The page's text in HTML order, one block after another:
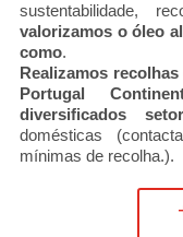
sustentabilidade,
valorizamos o óleo
como.
Realizamos
Portugal
diversificados
domésticas
mínimas de recolha.).